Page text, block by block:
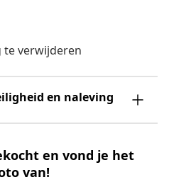
te verwijderen
en naleving
en vond je het
van!